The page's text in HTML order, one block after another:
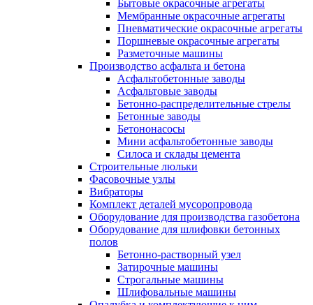
Бытовые окрасочные агрегаты
Мембранные окрасочные агрегаты
Пневматические окрасочные агрегаты
Поршневые окрасочные агрегаты
Разметочные машины
Производство асфальта и бетона
Асфальтобетонные заводы
Асфальтовые заводы
Бетонно-распределительные стрелы
Бетонные заводы
Бетононасосы
Мини асфальтобетонные заводы
Силоса и склады цемента
Строительные люльки
Фасовочные узлы
Вибраторы
Комплект деталей мусоропровода
Оборудование для производства газобетона
Оборудование для шлифовки бетонных
полов
Бетонно-растворный узел
Затирочные машины
Строгальные машины
Шлифовальные машины